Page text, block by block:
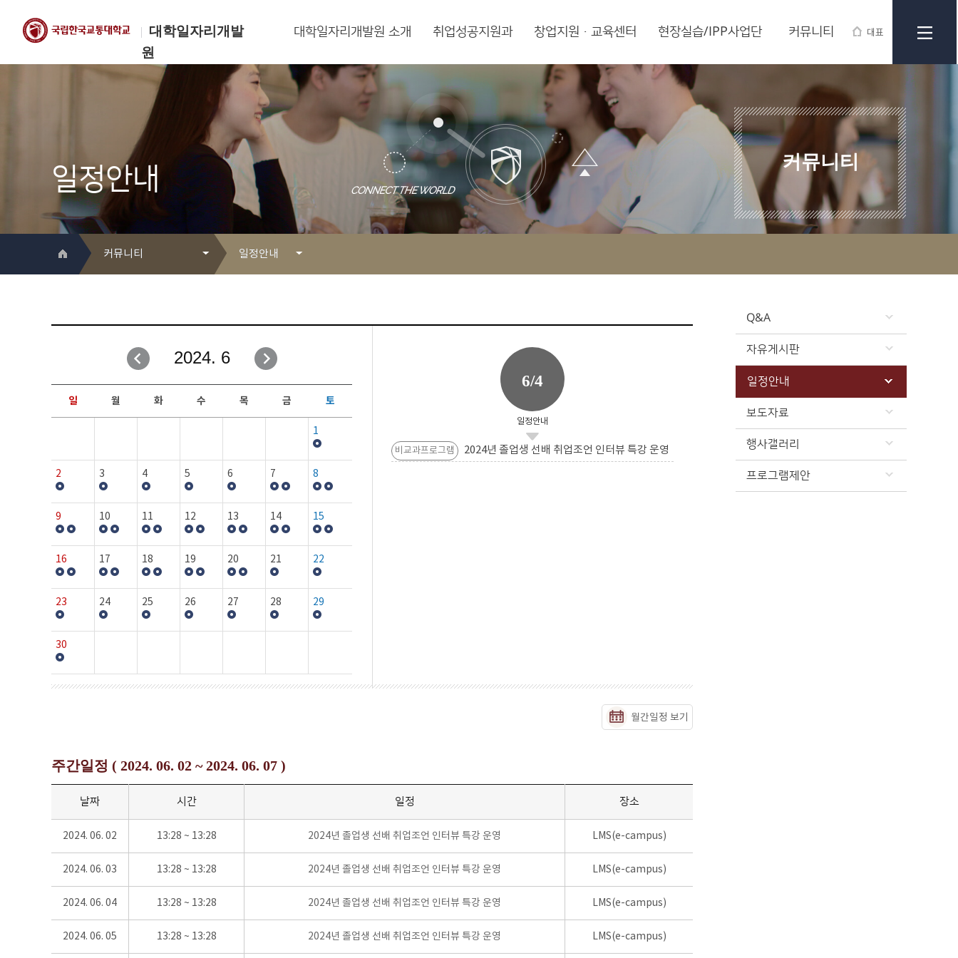
대학일자리개발
원
대표
한국교통대학교
대학일자리개발원
대학일자리개발원 소개 취업성공지원과 창업지원·교육센터 현장실습/IPP사업단 커뮤니티
일정안내
커뮤니티
커뮤니티
취업성공지원과
창업지원·교육센터
현장실습/IPP사업단
커뮤니티
일정안내
자유게시판
일정안내
보도자료
행사갤러리
Q&A
자유게시판
일정안내
보도자료
행사갤러리
프로그램제안
2024. 6
일 월 화 수 목 금 토
1
2 3 4 5 6 7 8
9 10 11 12 13 14 15
16 17 18 19 20 21 22
23 24 25 26 27 28 29
30
6/4
일정안내
비교과프로그램 2024년 졸업생 선배 취업조언 인터뷰 특강 운영
월간일정 보기
주간일정 ( 2024. 06. 02 ~ 2024. 06. 07 )
날짜 시간 일정 장소
2024. 06. 02 13:28 ~ 13:28 2024년 졸업생 선배 취업조언 인터뷰 특강 운영 LMS(e-campus)
2024. 06. 03 13:28 ~ 13:28 2024년 졸업생 선배 취업조언 인터뷰 특강 운영 LMS(e-campus)
2024. 06. 04 13:28 ~ 13:28 2024년 졸업생 선배 취업조언 인터뷰 특강 운영 LMS(e-campus)
2024. 06. 05 13:28 ~ 13:28 2024년 졸업생 선배 취업조언 인터뷰 특강 운영 LMS(e-campus)